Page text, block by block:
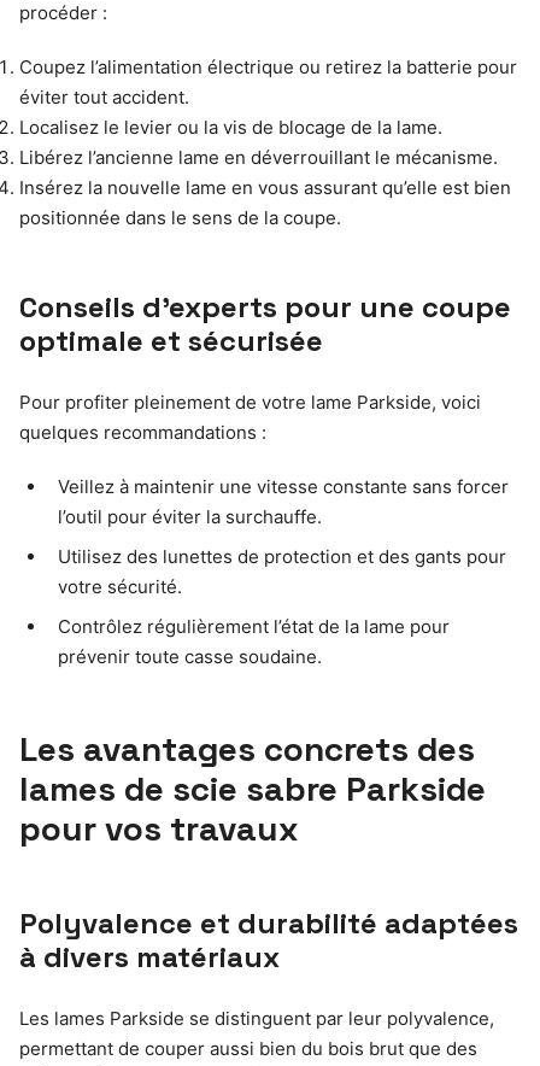
procéder :
Coupez l’alimentation électrique ou retirez la batterie pour
éviter tout accident.
Localisez le levier ou la vis de blocage de la lame.
Libérez l’ancienne lame en déverrouillant le mécanisme.
Insérez la nouvelle lame en vous assurant qu’elle est bien
positionnée dans le sens de la coupe.
Conseils d’experts pour une coupe
optimale et sécurisée
Pour profiter pleinement de votre lame Parkside, voici
quelques recommandations :
Veillez à maintenir une vitesse constante sans forcer
l’outil pour éviter la surchauffe.
Utilisez des lunettes de protection et des gants pour
votre sécurité.
Contrôlez régulièrement l’état de la lame pour
prévenir toute casse soudaine.
Les avantages concrets des
lames de scie sabre Parkside
pour vos travaux
Polyvalence et durabilité adaptées
à divers matériaux
Les lames Parkside se distinguent par leur polyvalence,
permettant de couper aussi bien du bois brut que des